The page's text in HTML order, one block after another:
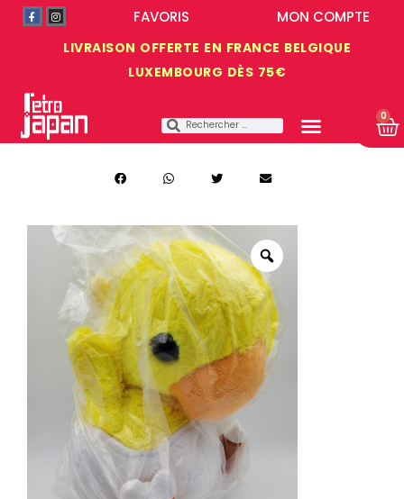
LIVRAISON OFFERTE EN FRANCE BELGIQUE
LUXEMBOURG DÈS 75€
MON COMPTE
FAVORIS
0